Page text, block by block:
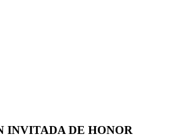
INVITADA DE HONOR